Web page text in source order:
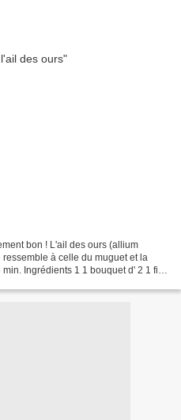
bon ! L'ail des ours (allium
à celle du muguet et la
Ingrédients 1 1 bouquet d' 2 1 filet